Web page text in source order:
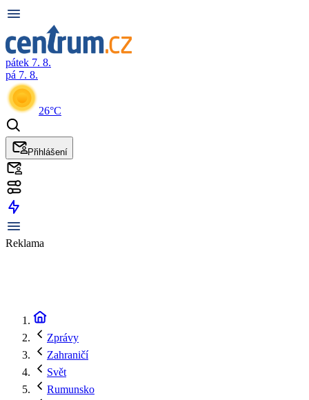
pátek 7. 8.
pá 7. 8.
26°C
Přihlášení
Reklama
Zprávy
Zahraničí
Svět
Rumunsko